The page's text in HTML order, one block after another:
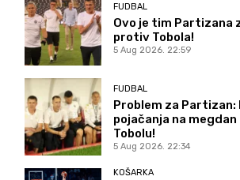
FUDBAL
Ovo je tim Partizana
protiv Tobola!
5 Aug 2026. 22:59
FUDBAL
Problem za Partizan:
pojačanja na megdan
Tobolu!
5 Aug 2026. 22:34
KOŠARKA